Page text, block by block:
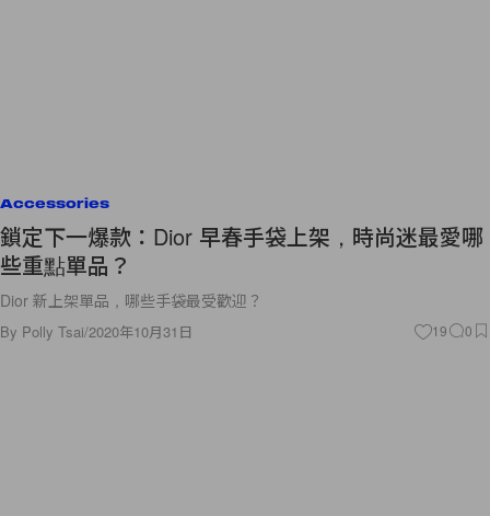
Accessories
鎖定下一爆款：Dior 早春手袋上架，時尚迷最愛哪
些重點單品？
Dior 新上架單品，哪些手袋最受歡迎？
By Polly Tsai/2020年10月31日 19 0